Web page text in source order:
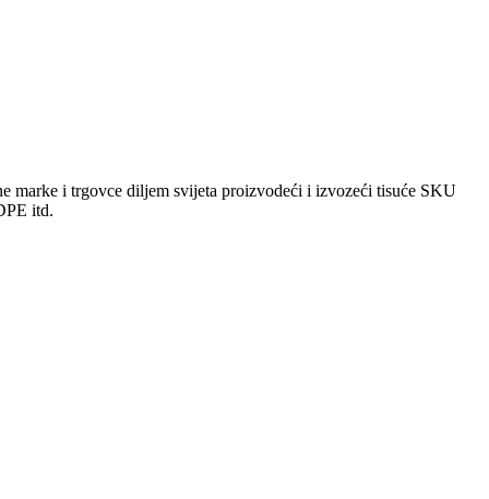
marke i trgovce diljem svijeta proizvodeći i izvozeći tisuće SKU
itd.